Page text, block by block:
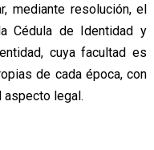
mediante resolución, el
Cédula de Identidad y
cuya facultad es
de cada época, con
aspecto legal.